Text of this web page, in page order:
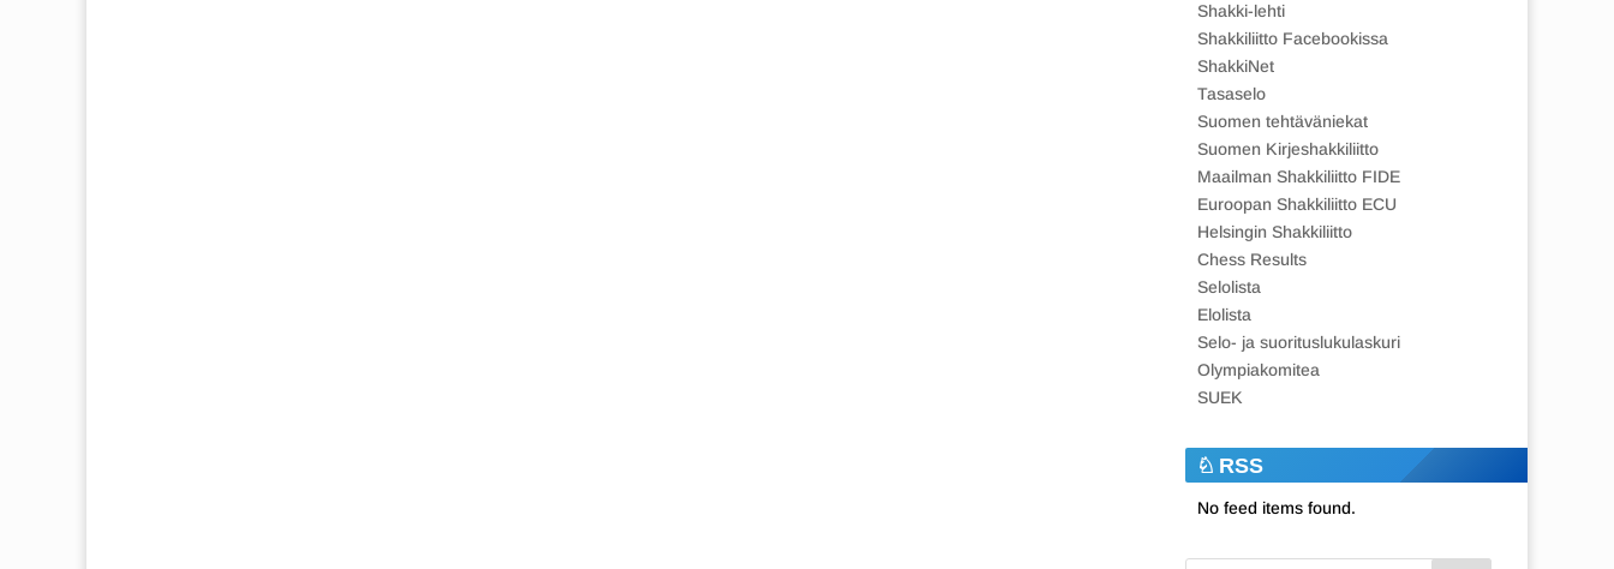
Shakki-lehti
Shakkiliitto Facebookissa
ShakkiNet
Tasaselo
Suomen tehtäväniekat
Suomen Kirjeshakkiliitto
Maailman Shakkiliitto FIDE
Euroopan Shakkiliitto ECU
Helsingin Shakkiliitto
Chess Results
Selolista
Elolista
Selo- ja suorituslukulaskuri
Olympiakomitea
SUEK
RSS
No feed items found.